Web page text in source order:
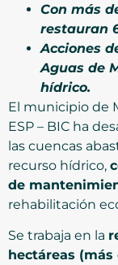
Con más
restauran
Acciones
Aguas de
hídrico.
El municipio de
ESP – BIC ha
las cuencas
recurso hídrico,
de
rehabilitación
Se trabaja en la
hectáreas (más